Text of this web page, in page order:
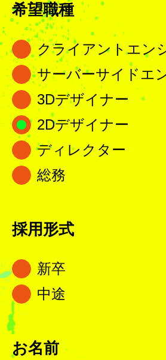
希望職種
クライアントエン
サーバーサイドエ
3Dデザイナー
2Dデザイナー
ディレクター
総務
採用形式
新卒
中途
お名前